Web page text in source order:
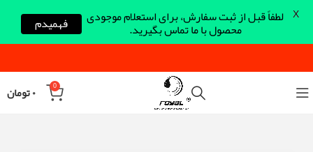
0 ۰تومان
لطفاً قبل از ثبت سفارش، برای استعلام موجودی
محصول با ما تماس بگیرید. فهمیدم X